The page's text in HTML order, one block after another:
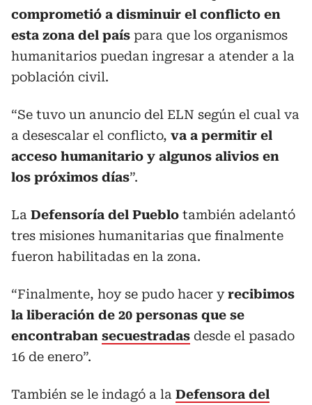
comprometió a disminuir el conflicto en
esta zona del país para que los organismos
humanitarios puedan ingresar a atender a la
población civil.
“Se tuvo un anuncio del ELN según el cual va
a desescalar el conflicto, va a permitir el
acceso humanitario y algunos alivios en
los próximos días”.
La Defensoría del Pueblo también adelantó
tres misiones humanitarias que finalmente
fueron habilitadas en la zona.
“Finalmente, hoy se pudo hacer yrecibimos
la liberación de 20 personas que se
encontraban secuestradas desde el pasado
16 de enero”.
También se le indagó a la Defensora del